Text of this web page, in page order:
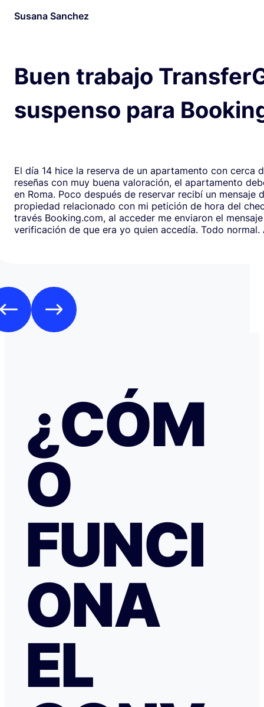
Susana Sanchez
Buen trabajo
suspenso para
El día 14 hice la reserva de un apartamento con cerca
reseñas con muy buena valoración, el apartamento
en Roma. Poco después de reservar recibí un mensaje de la
propiedad relacionado con mi petición de hora del
través Booking.com, al acceder me enviaron el
verificación de que era yo quien accedía. Todo normal. Al abrirlo,
Como es habitual que, aunque haya una cancelación gratuita,
pidan una preautorización procedí y me cobraron los
través de TransferGO. Inmediatamente después, volvía a requerir
otros 300€ del Bank of Georgia, que por supuesto no
a ponerme en contacto con Booking cuando me llegó,
Del departamento de Soporte de Booking, a pesar de
irregular, la respuesta fue que tenía cancelación
hice posteriormente, y que al cancelar el tiempo de
podría ser de hasta 7 días… cuando en este tipo de
tiempo no ayuda… Al día siguiente como seguía sin recibir una
respuesta fiable abrí una reclamación a través de
resolvieron proceder con el reembolso en cuanto les
información y una captura de pantalla. Quiero agradecer
especialmente a NATALIA K y TRANSFERGO, su eficaz,
respuesta y ayuda. El apartamento, que sigue anunciado como en
alojamiento por Abruzzo, por lo que se deduce al leer
reseñas y las pocas fotos que no tienen nada que ver
anuncio. Esto lo ves cuando profundizas.
¿CÓM
O
FUNCI
ONA
EL